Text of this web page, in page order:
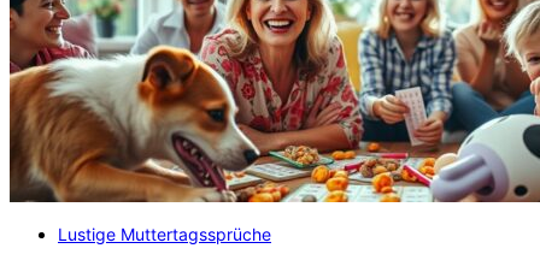
Lustige Muttertagssprüche